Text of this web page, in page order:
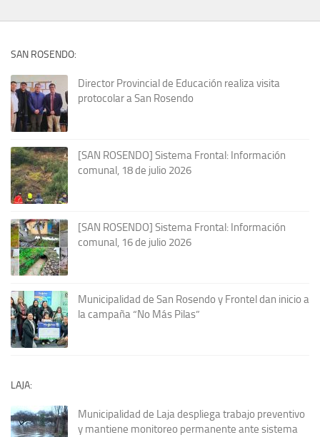
SAN ROSENDO:
Director Provincial de Educación realiza visita
protocolar a San Rosendo
[SAN ROSENDO] Sistema Frontal: Información
comunal, 18 de julio 2026
[SAN ROSENDO] Sistema Frontal: Información
comunal, 16 de julio 2026
Municipalidad de San Rosendo y Frontel dan inicio a
la campaña “No Más Pilas”
LAJA:
Municipalidad de Laja despliega trabajo preventivo
y mantiene monitoreo permanente ante sistema